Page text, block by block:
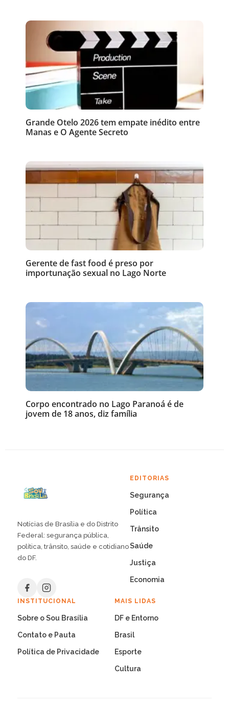
Grande Otelo 2026 tem empate inédito entre
Manas e O Agente Secreto
Gerente de fast food é preso por
importunação sexual no Lago Norte
Corpo encontrado no Lago Paranoá é de
jovem de 18 anos, diz família
Notícias de Brasília e do Distrito
Federal: segurança pública,
política, trânsito, saúde e cotidiano
do DF.
EDITORIAS
Segurança
Política
Trânsito
Saúde
Justiça
Economia
INSTITUCIONAL
Sobre o Sou Brasília
Contato e Pauta
Política de Privacidade
MAIS LIDAS
DF e Entorno
Brasil
Esporte
Cultura